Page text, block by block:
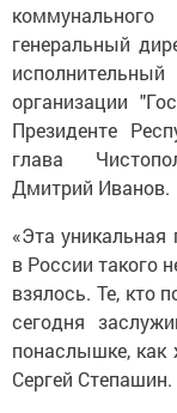
генеральный
организации
Президенте
глава
Дмитрий Иванов.
«Эта
в России такого
взялось. Те, кто
сегодня
понаслышке, как
Сергей Степашин.